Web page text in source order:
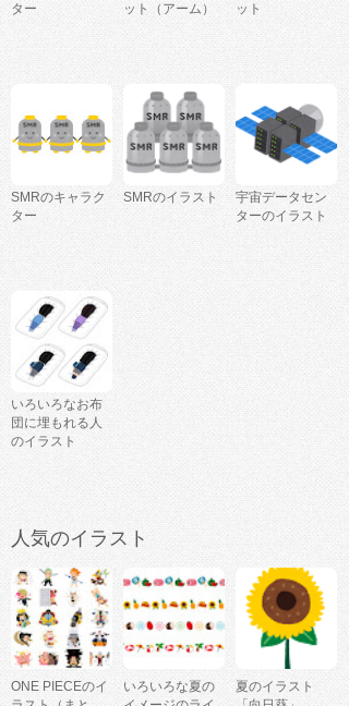
ター
ット（アーム）
ット
SMRのキャラク
ター
SMRのイラスト
宇宙データセン
ターのイラスト
いろいろなお布
団に埋もれる人
のイラスト
人気のイラスト
ONE PIECEのイ
いろいろな夏の
夏のイラスト